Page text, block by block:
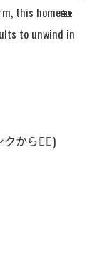
this home🏡
to unwind in
から👆🏻)